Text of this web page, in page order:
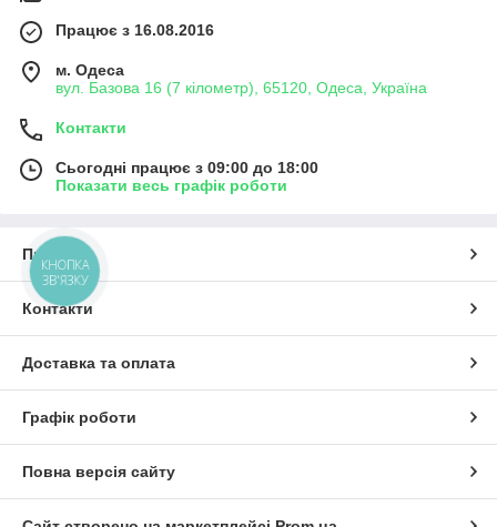
Працює з 16.08.2016
м. Одеса
вул. Базова 16 (7 кілометр), 65120, Одеса, Україна
Контакти
Сьогодні працює з 09:00 до 18:00
Показати весь графік роботи
Про нас
Контакти
Доставка та оплата
Графік роботи
Повна версія сайту
КНОПКА
ЗВ'ЯЗКУ